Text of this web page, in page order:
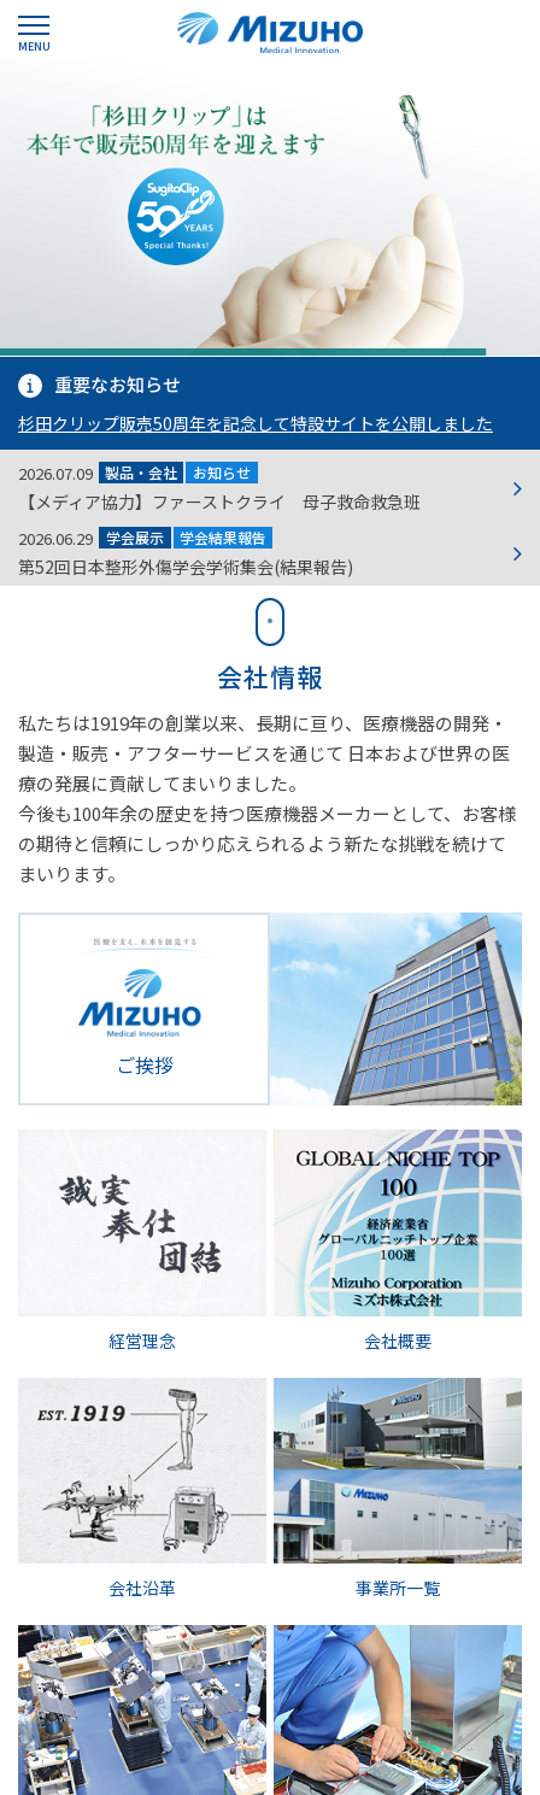
MENU
重要なお知らせ
杉田クリップ販売50周年を記念して特設サイトを公開しました
2026.07.09 製品・会社 お知らせ
【メディア協力】ファーストクライ 母子救命救急班
2026.06.29 学会展示 学会結果報告
第52回日本整形外傷学会学術集会(結果報告)
会社情報
私たちは1919年の創業以来、長期に亘り、 医療機器の開発・
製造・販売・アフターサービスを通じて 日本および世界の医
療の発展に貢献してまいりました。
今後も100年余の歴史を持つ医療機器メーカーとして、 お客様
の期待と信頼にしっかり応えられるよう新たな挑戦を続けて
まいります。
ご挨拶
経営理念 会社概要
会社沿革 事業所一覧